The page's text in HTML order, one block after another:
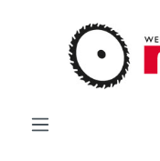
Zum Hauptinhalt